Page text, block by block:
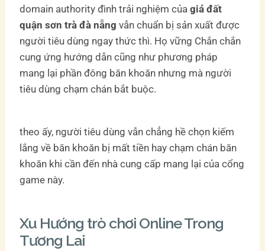
domain authority đình trải nghiệm củagiá đất
quận sơn trà đà nẵng vẫn chuẩn bị sản xuất được
người tiêu dùng ngay thức thì. Họ vững Chắn chắn
cung ứng hướng dẫn cũng như phương pháp
mang lại phần đông băn khoăn nhưng mà người
tiêu dùng chạm chán bắt buộc.
theo ấy, người tiêu dùng vẫn chẳng hề chọn kiếm
lắng về băn khoăn bị mất tiền hay chạm chán băn
khoăn khi cần đến nhà cung cấp mang lại của cổng
game này.
Xu Hướng trò chơi Online Trong
Tương Lai